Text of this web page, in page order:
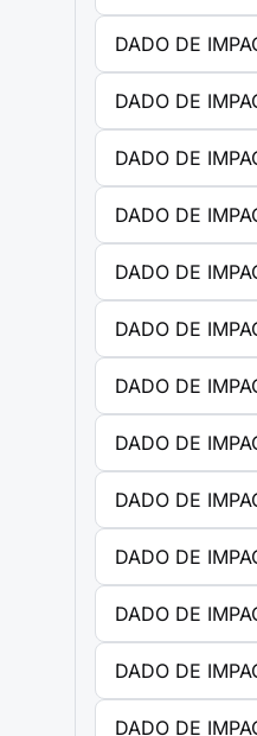
DADO DE
DADO DE
DADO DE
DADO DE
DADO DE
DADO DE
DADO DE
DADO DE
DADO DE
DADO DE
DADO DE
DADO DE
DADO DE